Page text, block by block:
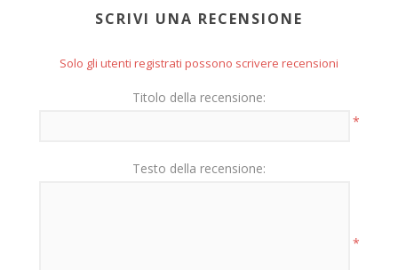
SCRIVI UNA RECENSIONE
Solo gli utenti registrati possono scrivere recensioni
Titolo della recensione:
*
Testo della recensione:
*